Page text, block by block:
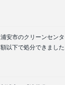
浦安市のクリーンセン
額以下で処分できました